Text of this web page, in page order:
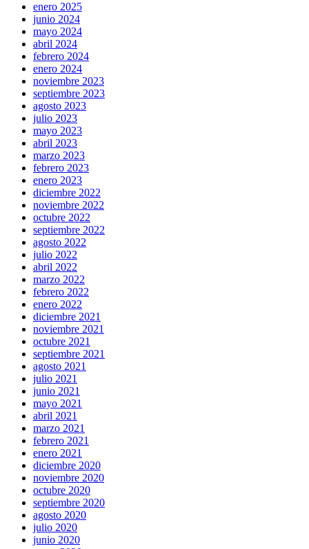
enero 2025
junio 2024
mayo 2024
abril 2024
febrero 2024
enero 2024
noviembre 2023
septiembre 2023
agosto 2023
julio 2023
mayo 2023
abril 2023
marzo 2023
febrero 2023
enero 2023
diciembre 2022
noviembre 2022
octubre 2022
septiembre 2022
agosto 2022
julio 2022
abril 2022
marzo 2022
febrero 2022
enero 2022
diciembre 2021
noviembre 2021
octubre 2021
septiembre 2021
agosto 2021
julio 2021
junio 2021
mayo 2021
abril 2021
marzo 2021
febrero 2021
enero 2021
diciembre 2020
noviembre 2020
octubre 2020
septiembre 2020
agosto 2020
julio 2020
junio 2020